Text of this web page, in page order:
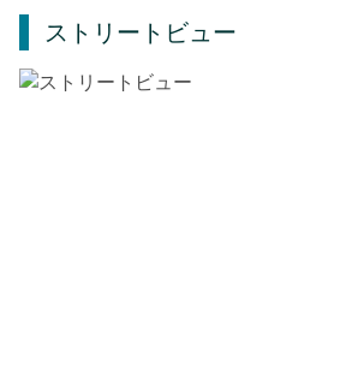
ストリートビュー